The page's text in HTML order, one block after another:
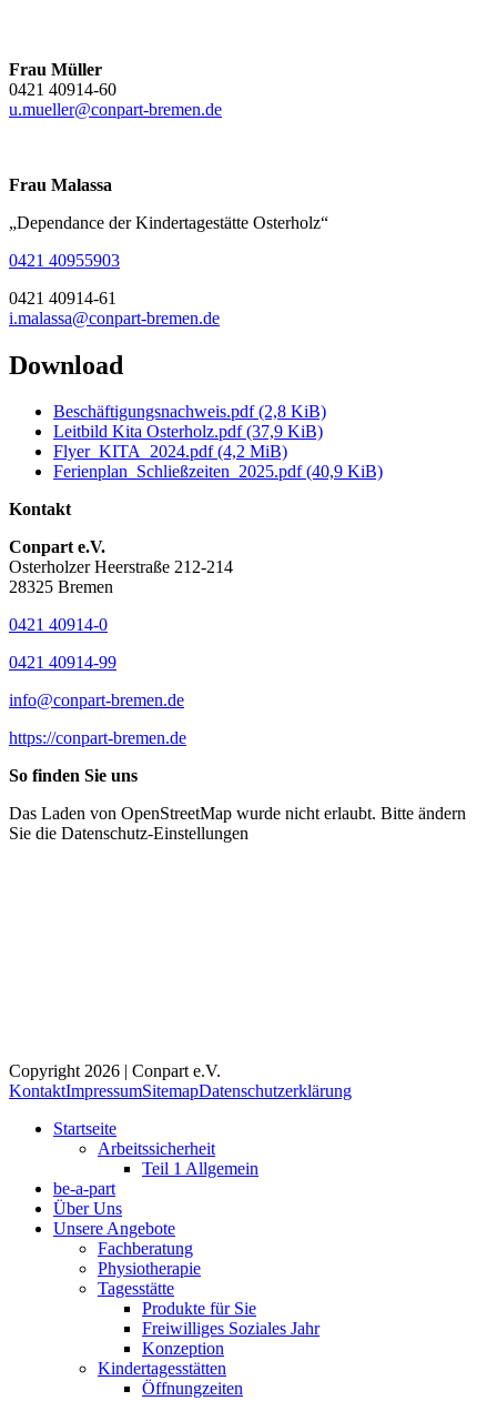
Frau Müller
0421 40914-60
u.mueller@conpart-bremen.de
Frau Malassa
„Dependance der Kindertagestätte Osterholz“
0421 40955903
0421 40914-61
i.malassa@conpart-bremen.de
Download
Beschäftigungsnachweis.pdf(2,8 KiB)
Leitbild Kita Osterholz.pdf(37,9 KiB)
Flyer_KITA_2024.pdf(4,2 MiB)
Ferienplan_Schließzeiten_2025.pdf(40,9 KiB)
Kontakt
Conpart e.V.
Osterholzer Heerstraße 212-214
28325 Bremen
0421 40914-0
0421 40914-99
info@conpart-bremen.de
https://conpart-bremen.de
So finden Sie uns
Das Laden von OpenStreetMap wurde nicht erlaubt. Bitte ändern
Sie die Datenschutz-Einstellungen
Copyright 2026 | Conpart e.V.
KontaktImpressumSitemapDatenschutzerklärung
Startseite
Arbeitssicherheit
Teil 1 Allgemein
be-a-part
Über Uns
Unsere Angebote
Fachberatung
Physiotherapie
Tagesstätte
Produkte für Sie
Freiwilliges Soziales Jahr
Konzeption
Kindertagesstätten
Öffnungzeiten